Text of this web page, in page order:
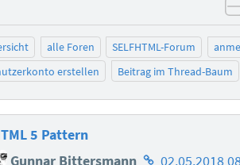
alle Foren SELFHTML-Forum
erstellen
Beitrag im Thread-Baum
5 Pattern
Gunnar Bittersmann Homepage
02.05.2018